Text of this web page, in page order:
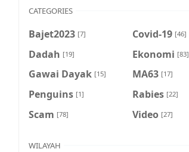
CATEGORIES
Bajet2023 [7] Covid-19 [46]
Dadah [19] Ekonomi [83]
Gawai Dayak [15] MA63 [17]
Penguins [1] Rabies [22]
Scam [78] Video [27]
WILAYAH